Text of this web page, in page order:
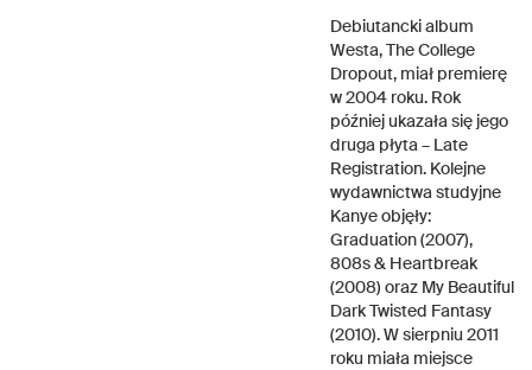
Debiutancki album
Westa, The College
Dropout, miał premierę
w 2004 roku. Rok
później ukazała się jego
druga płyta – Late
Registration. Kolejne
wydawnictwa studyjne
Kanye objęły:
Graduation (2007),
808s & Heartbreak
(2008) oraz My Beautiful
Dark Twisted Fantasy
(2010). W sierpniu 2011
roku miała miejsce